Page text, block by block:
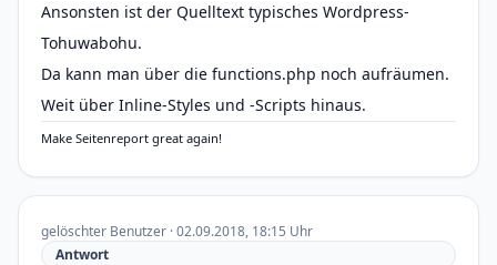
Ansonsten ist der Quelltext typisches Wordpress-
Tohuwabohu.
Da kann man über die functions.php noch aufräumen.
Weit über Inline-Styles und -Scripts hinaus.
Make Seitenreport great again!
gelöschter Benutzer · 02.09.2018, 18:15 Uhr
Antwort